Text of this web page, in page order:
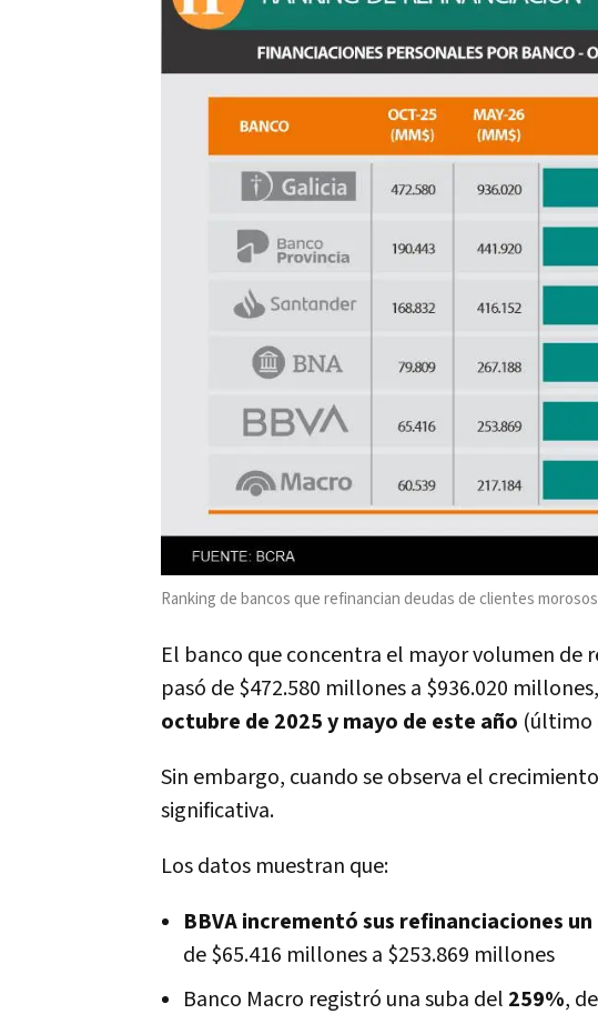
Ranking de bancos que refinancian deudas de clientes morosos
El banco que concentra el mayor volumen de
pasó de $472.580 millones a $936.020
octubre de 2025 y mayo de este año (último
Sin embargo, cuando se observa el
significativa.
Los datos muestran que:
BBVA incrementó sus refinanciaciones un
de $65.416 millones a $253.869 millones
Banco Macro registró una suba del 259%,